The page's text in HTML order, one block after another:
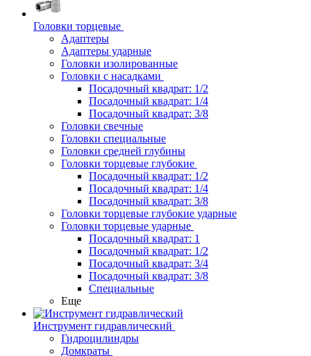
Головки торцевые
Адаптеры
Адаптеры ударные
Головки изолированные
Головки с насадками
Посадочный квадрат: 1/2
Посадочный квадрат: 1/4
Посадочный квадрат: 3/8
Головки свечные
Головки специальные
Головки средней глубины
Головки торцевые глубокие
Посадочный квадрат: 1/2
Посадочный квадрат: 1/4
Посадочный квадрат: 3/8
Головки торцевые глубокие ударные
Головки торцевые ударные
Посадочный квадрат: 1
Посадочный квадрат: 1/2
Посадочный квадрат: 3/4
Посадочный квадрат: 3/8
Специальные
Еще
Инструмент гидравлический
Гидроцилиндры
Домкраты